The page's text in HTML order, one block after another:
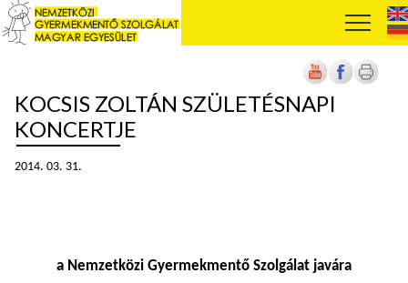
KOCSIS ZOLTÁN SZÜLETÉSNAPI
KONCERTJE
2014. 03. 31.
a Nemzetközi Gyermekmentő Szolgálat javára